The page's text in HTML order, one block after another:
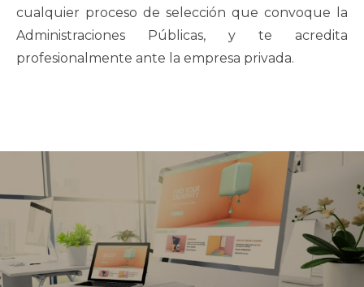
cualquier proceso de selección que convoque la
Administraciones Públicas, y te acredita
profesionalmente ante la empresa privada.